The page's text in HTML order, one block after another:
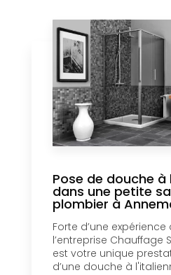
Pose de douche à
dans une petite
plombier à
Forte d’une
l’entreprise Chauffage
est votre unique
d’une douche à